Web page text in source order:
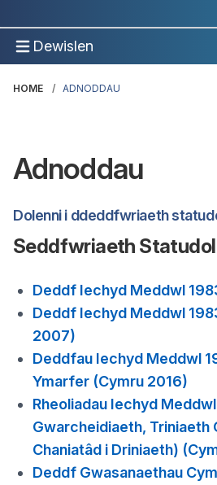
Dewislen
HOME ADNODDAU
Adnoddau
Dolenni i ddeddfwriaeth
Seddfwriaeth Statudol
Deddf Iechyd Meddwl
Deddf Iechyd Meddwl
2007)
Deddfau Iechyd Meddwl
Ymarfer (Cymru 2016)
Rheoliadau Iechyd
Gwarcheidiaeth, Triniaeth
Chaniatâd i Driniaeth)
Deddf Gwasanaethau